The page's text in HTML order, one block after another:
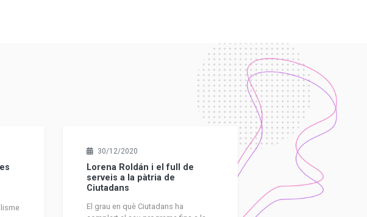
30/12/2020
Lorena Roldán i el full de
serveis a la pàtria de
Ciutadans
El grau en què Ciutadans ha